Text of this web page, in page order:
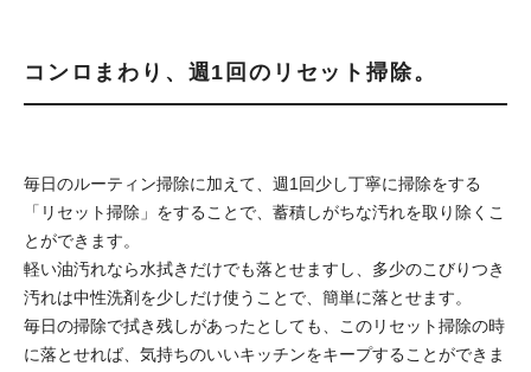
コンロまわり、週1回のリセット掃除。
毎日のルーティン掃除に加えて、週1回少し丁寧に掃除をする
「リセット掃除」をすることで、蓄積しがちな汚れを取り除くこ
とができます。
軽い油汚れなら水拭きだけでも落とせますし、多少のこびりつき
汚れは中性洗剤を少しだけ使うことで、簡単に落とせます。
毎日の掃除で拭き残しがあったとしても、このリセット掃除の時
に落とせれば、気持ちのいいキッチンをキープすることができま